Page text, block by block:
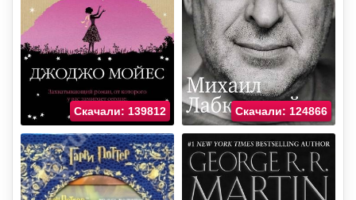
Скачали: 139812 Скачали: 124866